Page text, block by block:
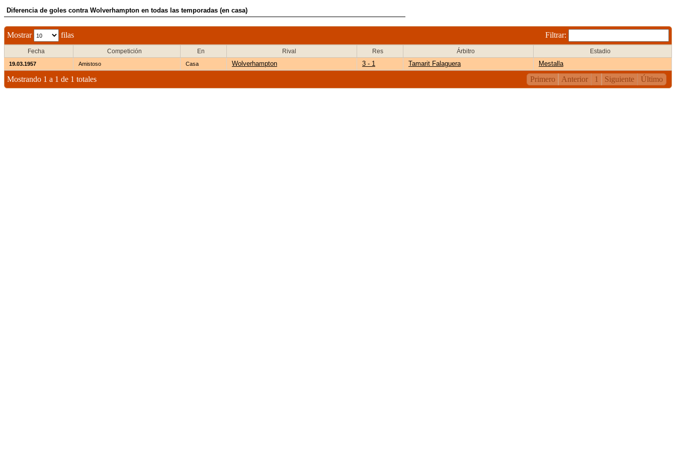
Diferencia de goles contra Wolverhampton en todas las temporadas (en casa)
Mostrar filas Filtrar:
Fecha Competición En Rival Res Árbitro Estadio
19.03.1957 Amistoso Casa Wolverhampton 3 - 1 Tamarit Falaguera Mestalla
Mostrando 1 a 1 de 1 totales Primero Anterior 1 Siguiente Último